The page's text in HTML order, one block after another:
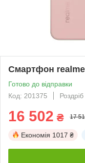
Смартфон realme
Готово до відправки
Код: 201375
Роздріб
16 502 ₴ 17
Економія 1017 ₴